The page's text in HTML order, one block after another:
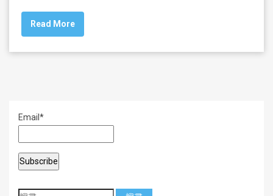
c
e
b
k
tt
er
Read More
Email*